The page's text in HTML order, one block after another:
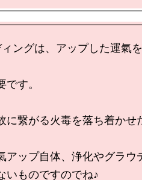
ィングは、アップした運氣
です。
に繋がる火毒を落ち着かせ
アップ自体、浄化やグラウ
いものですのでね♪